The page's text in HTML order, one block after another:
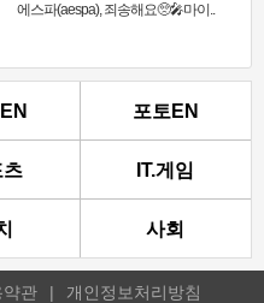
에스파(aespa), 죄송해요🥺🎤마이..
포토EN
츠 IT.게임
사회
약관 | 개인정보처리방침